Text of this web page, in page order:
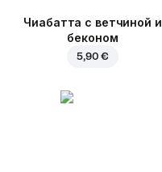
Чиабатта с ветчиной и
беконом
5,90 €